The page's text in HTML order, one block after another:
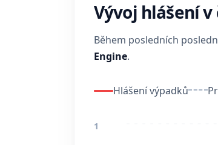
Vývoj hlášení v
Během posledních
Engine.
Hlášení výpadků
1